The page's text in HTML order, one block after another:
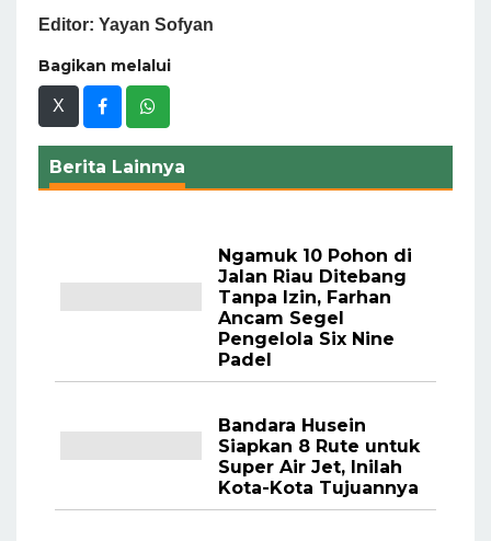
Editor: Yayan Sofyan
Bagikan melalui
X
Berita Lainnya
Ngamuk 10 Pohon di
Jalan Riau Ditebang
Tanpa Izin, Farhan
Ancam Segel
Pengelola Six Nine
Padel
Bandara Husein
Siapkan 8 Rute untuk
Super Air Jet, Inilah
Kota-Kota Tujuannya